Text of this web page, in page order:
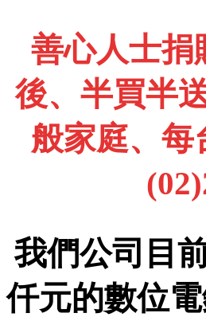
善心人士捐
後、半買半
般家庭、每
我們公司目
仟元的數位